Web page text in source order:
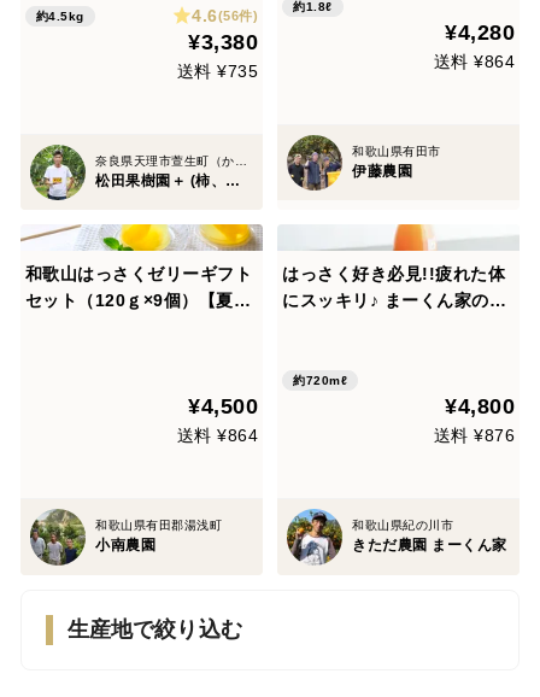
の辺の果実第2段！
約4.5kg 4.6(56件)
¥3,380
送料 ¥735
松田果樹園＋ (柿、八朔、キウイ)
約1.8ℓ
¥4,280
送料 ¥864
和歌山県有田市
伊藤農園
和歌山はっさくゼリーギフト
セット（120ｇ×9個）【夏ギ
¥4,500
送料 ¥864
和歌山県有田郡湯浅町
小南農園
はっさく好き必見!!疲れた体
にスッキリ♪ まーくん家の果
約720mℓ
¥4,800
送料 ¥876
和歌山県紀の川市
きただ農園 まーくん家
生産地で絞り込む